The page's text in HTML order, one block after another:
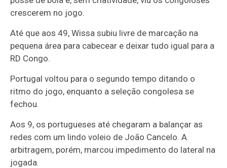
crescerem no jogo.
Até que aos 49, Wissa subiu livre de marcação na
pequena área para cabecear e deixar tudo igual para a
RD Congo.
Portugal voltou para o segundo tempo ditando o
ritmo do jogo, enquanto a seleção congolesa se
fechou.
Aos 9, os portugueses até chegaram a balançar as
redes com um lindo voleio de João Cancelo. A
arbitragem, porém, marcou impedimento do lateral na
jogada.